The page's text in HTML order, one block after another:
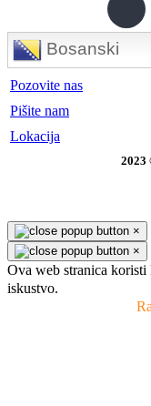
Bosanski
Pozovite nas
Pišite nam
Lokacija
2023
×
×
Ova web stranica
iskustvo.